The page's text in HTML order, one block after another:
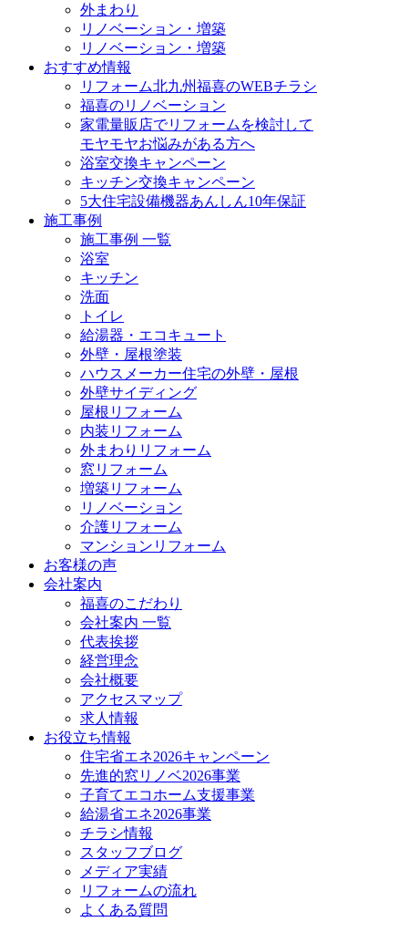
外まわり
リノベーション・増築
リノベーション・増築
おすすめ情報
リフォーム北九州福喜のWEBチラシ
福喜のリノベーション
家電量販店でリフォームを検討して
モヤモヤお悩みがある方へ
浴室交換キャンペーン
キッチン交換キャンペーン
5大住宅設備機器あんしん10年保証
施工事例
施工事例 一覧
浴室
キッチン
洗面
トイレ
給湯器・エコキュート
外壁・屋根塗装
ハウスメーカー住宅の外壁・屋根
外壁サイディング
屋根リフォーム
内装リフォーム
外まわりリフォーム
窓リフォーム
増築リフォーム
リノベーション
介護リフォーム
マンションリフォーム
お客様の声
会社案内
福喜のこだわり
会社案内 一覧
代表挨拶
経営理念
会社概要
アクセスマップ
求人情報
お役立ち情報
住宅省エネ2026キャンペーン
先進的窓リノベ2026事業
子育てエコホーム支援事業
給湯省エネ2026事業
チラシ情報
スタッフブログ
メディア実績
リフォームの流れ
よくある質問